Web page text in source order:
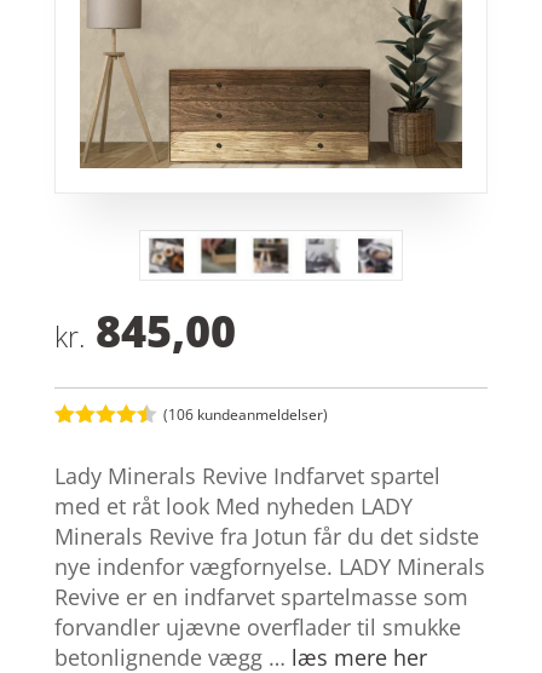
kr. 845,00
ud af 5
baseret
på
kundebedø
mmelser
(106 kundeanmeldelser)
Lady Minerals Revive Indfarvet spartel
med et råt look Med nyheden LADY
Minerals Revive fra Jotun får du det sidste
nye indenfor vægfornyelse. LADY Minerals
Revive er en indfarvet spartelmasse som
forvandler ujævne overflader til smukke
betonlignende vægg … læs mere her